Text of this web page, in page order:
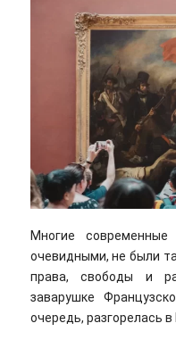
Многие
очевидными, не были
права, свободы и
заварушке
очередь, разгорелась в